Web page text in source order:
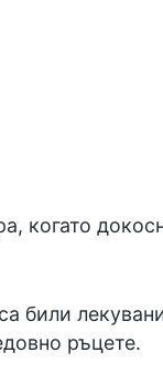
когато
били
ръцете.